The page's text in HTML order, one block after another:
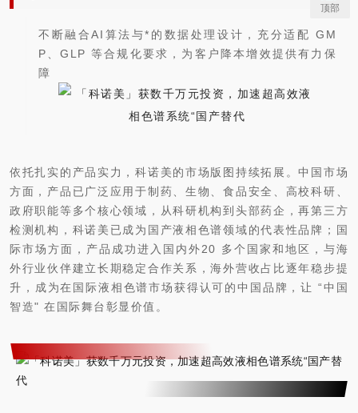
不断融合AI算法与*的数据处理设计，充分适配 GM
P、GLP 等合规化要求，为客户降本增效提供有力保
障
依托扎实的产品实力，科诺美的市场版图持续拓展。中国市场
方面，产品已广泛应用于制药、生物、食品安全、高校科研、
政府职能等多个核心领域，从科研机构到头部药企，再第三方
检测机构，科诺美已成为国产液相色谱领域的代表性品牌；国
际市场方面，产品成功进入国内外20 多个国家和地区，与海
外行业伙伴建立长期稳定合作关系，海外营收占比逐年稳步提
升，成为在国际液相色谱市场获得认可的中国品牌，让 “中国
智造" 在国际舞台彰显价值。
顶部